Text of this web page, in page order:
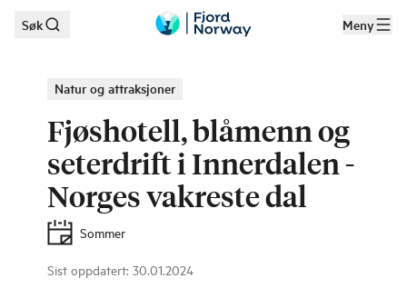
Hopp til hovedinnhold
Søk Meny
Natur og attraksjoner
Fjøshotell, blåmenn og
seterdrift i Innerdalen -
Norges vakreste dal
Sommer
Sist oppdatert: 30.01.2024